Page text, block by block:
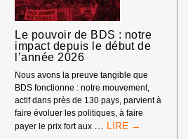
Le pouvoir de BDS : notre
impact depuis le début de
l’année 2026
Nous avons la preuve tangible que
BDS fonctionne : notre mouvement,
actif dans près de 130 pays, parvient à
faire évoluer les politiques, à faire
payer le prix fort aux
LE